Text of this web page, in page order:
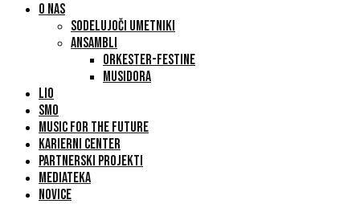
O NAS
SODELUJOČI UMETNIKI
ANSAMBLI
ORKESTER-FESTINE
MUSIDORA
LIO
SMO
MUSIC FOR THE FUTURE
KARIERNI CENTER
PARTNERSKI PROJEKTI
MEDIATEKA
NOVICE